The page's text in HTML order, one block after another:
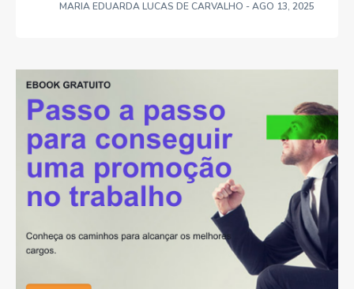
MARIA EDUARDA LUCAS DE CARVALHO - AGO 13, 2025